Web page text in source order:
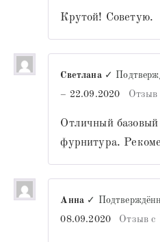
Крутой! Советую.
Светлана ✓
– 22.09.2020 Отзыв
Отличный
фурнитура.
Анна ✓
08.09.2020
Отзыв с